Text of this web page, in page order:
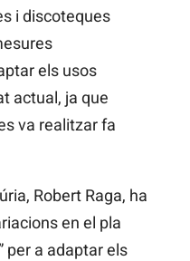
i discoteques
els usos
actual, ja que
va realitzar fa
Robert Raga, ha
en el pla
per a adaptar els